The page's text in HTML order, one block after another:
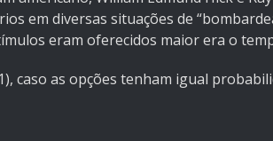
em diversas situações de
eram oferecidos maior era o
caso as opções tenham igual